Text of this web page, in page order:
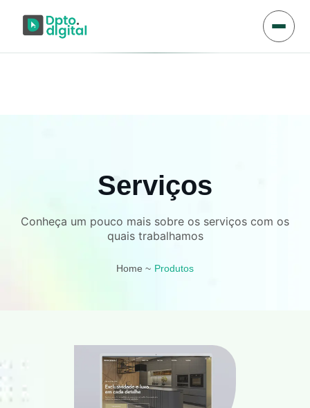
Serviços
Conheça um pouco mais sobre os serviços com os
quais trabalhamos
Home ~ Produtos